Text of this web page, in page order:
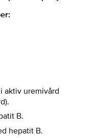
aktiv uremivård
B.
hepatit B.